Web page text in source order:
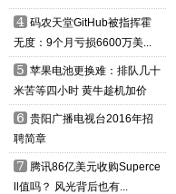
4 码农天堂GitHub被指挥霍
无度：9个月亏损6600万美...
5 苹果电池更换难：排队几十
米苦等四小时 黄牛趁机加价
6 贵阳广播电视台2016年招
聘简章
7 腾讯86亿美元收购Superce
ll值吗？ 风光背后也有...